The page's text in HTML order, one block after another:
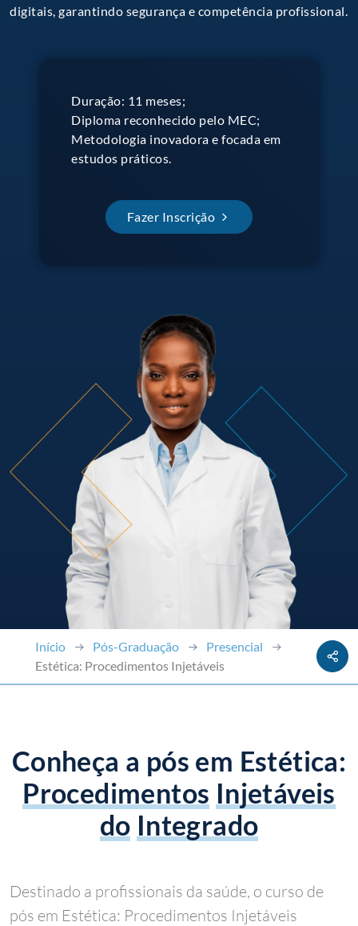
digitais, garantindo segurança e competência profissional.
Duração: 11 meses;
Diploma reconhecido pelo MEC;
Metodologia inovadora e focada em
estudos práticos.
Fazer Inscrição
Início Pós-Graduação
Presencial
Estética: Procedimentos Injetáveis
Conheça a pós em Estética:
Procedimentos Injetáveis
do Integrado
Destinado a profissionais da saúde, o curso de
pós em Estética: Procedimentos Injetáveis